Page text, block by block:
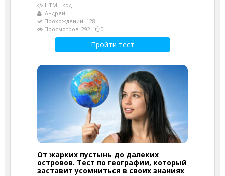
HTML-код
Андрей
Прохождений: 128
Просмотров: 292
0
Пройти тест
От жарких пустынь до далеких
островов. Тест по географии, который
заставит усомниться в своих знаниях